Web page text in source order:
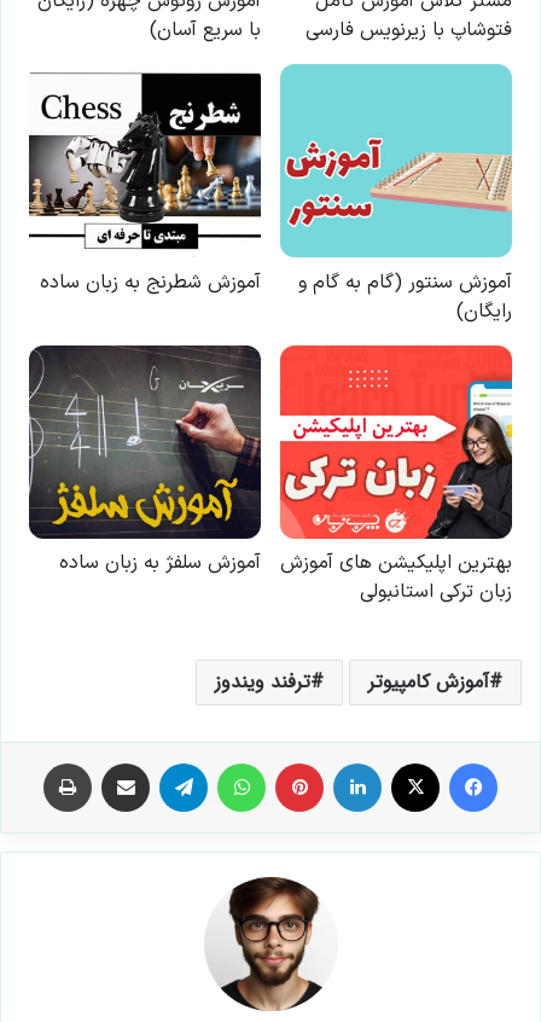
آموزش کامپیوتر ترفند ویندوز
فیس بوک لینکدین ‫پین‌ترست تلگرام اشتراک گذاری از طریق ایمیل